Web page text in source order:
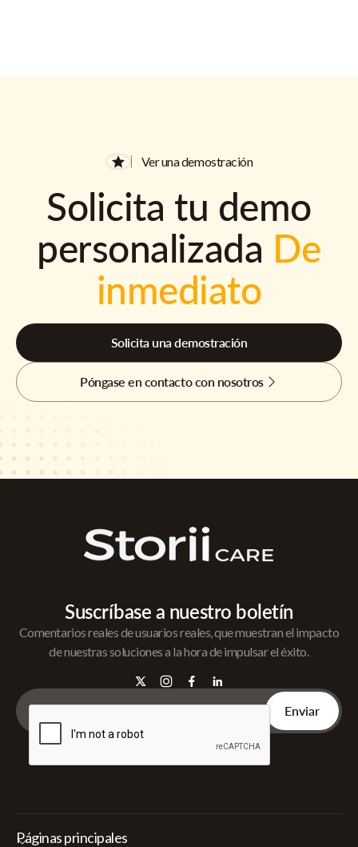
Ver una demostración
Solicita tu demo
personalizada De
inmediato
Solicita una demostración
Póngase en contacto con nosotros
Suscríbase a nuestro boletín
Comentarios reales de usuarios reales, que muestran el impacto
de nuestras soluciones a la hora de impulsar el éxito.
Páginas principales